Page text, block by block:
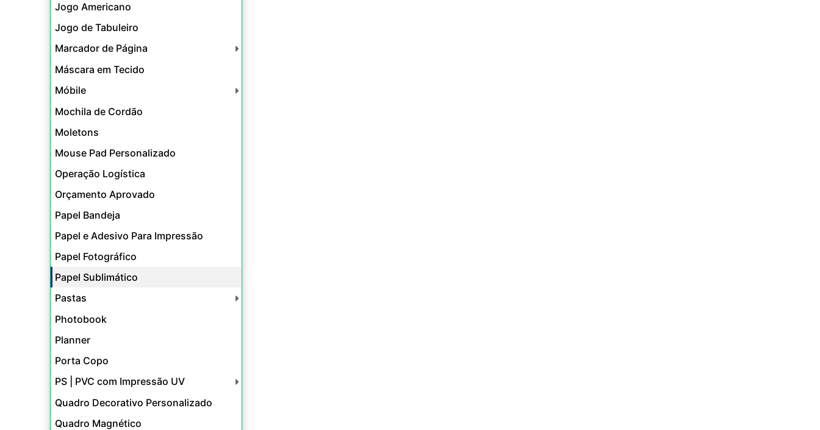
Jogo Americano
Jogo de Tabuleiro
Marcador de Página
Máscara em Tecido
Móbile
Mochila de Cordão
Moletons
Mouse Pad Personalizado
Operação Logística
Orçamento Aprovado
Papel Bandeja
Papel e Adesivo Para Impressão
Papel Fotográfico
Papel Sublimático
Pastas
Photobook
Planner
Porta Copo
PS | PVC com Impressão UV
Quadro Decorativo Personalizado
Quadro Magnético